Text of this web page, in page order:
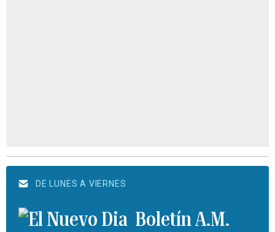
DE LUNES A VIERNES
Boletín A.M.